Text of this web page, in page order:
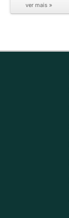
ver mais »